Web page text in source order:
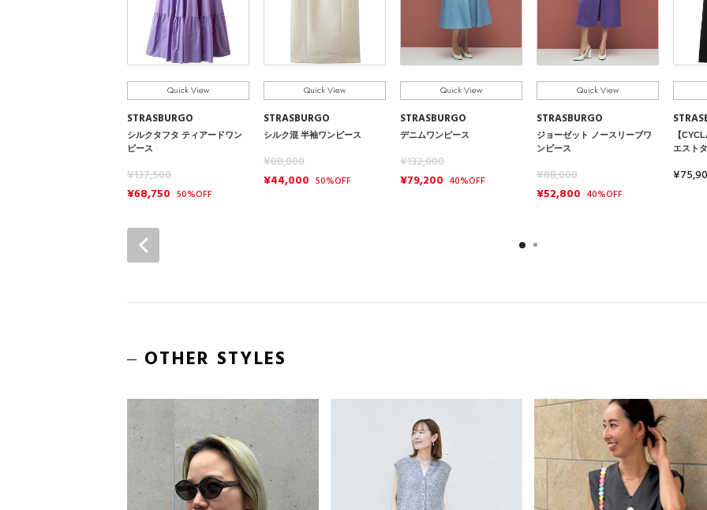
Quick View
STRASBURGO
シルクタフタ ティアードワン
ピース
¥137,500
¥68,750 50%OFF
Quick View
STRASBURGO
シルク混 半袖ワンピース
¥88,000
¥44,000 50%OFF
Quick View
STRASBURGO
デニムワンピース
¥132,000
¥79,200 40%OFF
Quick View
STRASBURGO
ジョーゼット ノースリーブワ
ンピース
¥88,000
¥52,800 40%OFF
【
エスト
OTHER STYLES